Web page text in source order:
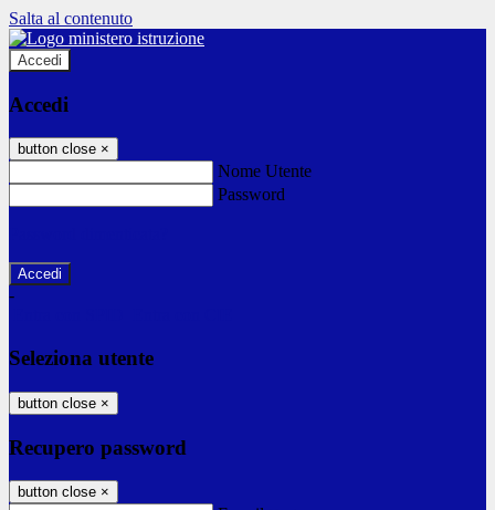
Salta al contenuto
Accedi
Accedi
button close ×
Nome Utente
Password
-
Seleziona utente
button close ×
Recupero password
button close ×